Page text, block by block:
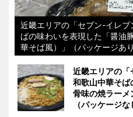
近畿エリアの「セブン-イレ
ばの味わいを表現した「醤油
華そば風）」（パッケージあり
近畿エリアの
和歌山中華そば
骨味の焼ラーメ
（パッケージな